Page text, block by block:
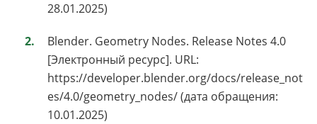
28.01.2025)
Blender. Geometry Nodes. Release Notes 4.0
[Электронный ресурс]. URL:
https://developer.blender.org/docs/release_not
es/4.0/geometry_nodes/ (дата обращения:
10.01.2025)